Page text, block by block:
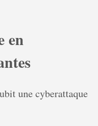
en
une cyberattaque